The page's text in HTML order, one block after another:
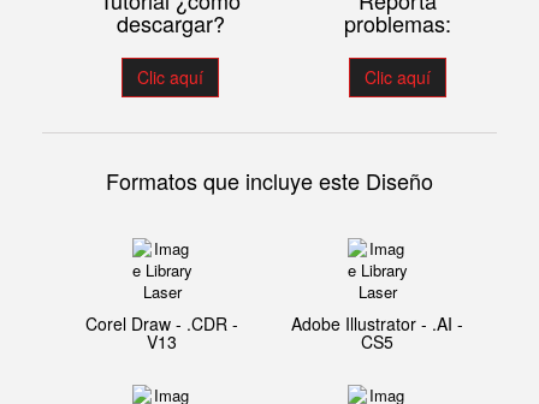
descargar?
Clic aquí
problemas:
Clic aquí
Formatos que incluye este Diseño
Corel Draw - .CDR -
V13
Adobe Illustrator - .AI -
CS5